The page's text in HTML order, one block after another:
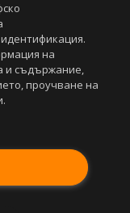
на
и съдържание,
проучване на